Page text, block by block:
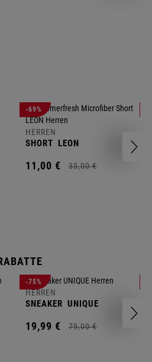
-69%
HERREN
SHORT LEON
11,00 € 35,00 €
-75%
HERREN
SNEAKER UNIQUE
19,99 € 79,00 €